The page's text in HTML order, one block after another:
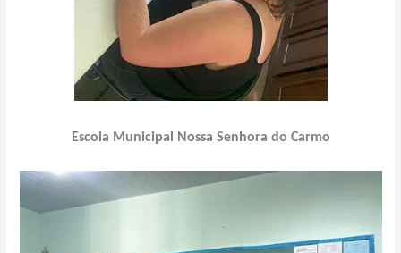
Escola Municipal Nossa Senhora do Carmo